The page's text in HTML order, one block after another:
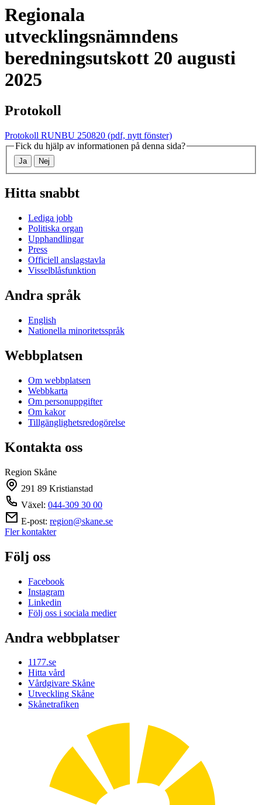
Regionala
utvecklingsnämndens
beredningsutskott 20 augusti
2025
Protokoll
Protokoll RUNBU 250820 (pdf, nytt fönster)
Fick du hjälp av informationen på denna sida?
Ja Nej
Hitta snabbt
Lediga jobb
Politiska organ
Upphandlingar
Press
Officiell anslagstavla
Visselblåsfunktion
Andra språk
English
Nationella minoritetsspråk
Webbplatsen
Om webbplatsen
Webbkarta
Om personuppgifter
Om kakor
Tillgänglighetsredogörelse
Kontakta oss
Region Skåne
291 89 Kristianstad
Växel: 044-309 30 00
E-post: region@skane.se
Fler kontakter
Följ oss
Facebook
Instagram
Linkedin
Följ oss i sociala medier
Andra webbplatser
1177.se
Hitta vård
Vårdgivare Skåne
Utveckling Skåne
Skånetrafiken